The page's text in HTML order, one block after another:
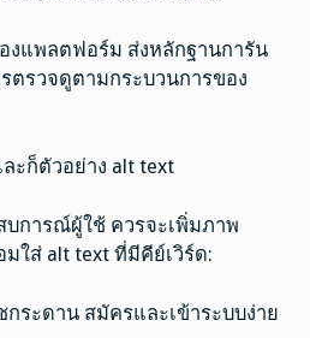
งแพลตฟอร์ม ส่งหลักฐานการัน
ตรวจดูตามกระบวนการของ
ะก็ตัวอย่าง alt text
บการณ์ผู้ใช้ ควรจะเพิ่มภาพ
ใส่ alt text ที่มีคีย์เวิร์ด: